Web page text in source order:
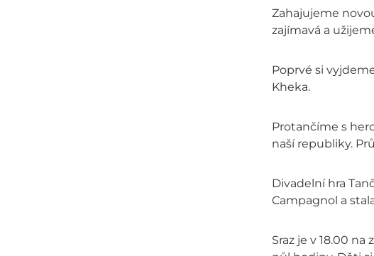
Zahajujeme
zajímavá a
Poprvé si
Kheka.
Protančíme s
naší republiky.
Divadelní hra
Campagnol a
Sraz je v 18.00